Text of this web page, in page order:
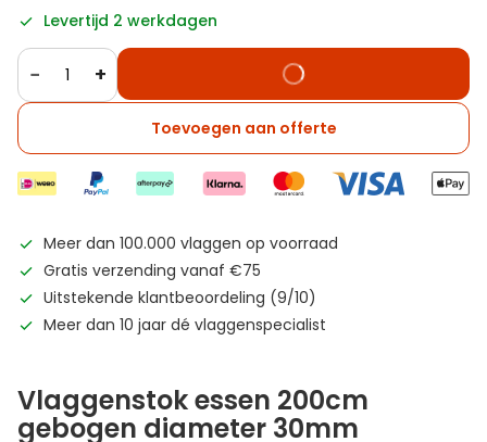
Levertijd 2 werkdagen
− +
Toevoegen aan offerte
Meer dan 100.000 vlaggen op voorraad
Gratis verzending vanaf €75
Uitstekende klantbeoordeling (9/10)
Meer dan 10 jaar dé vlaggenspecialist
Vlaggenstok essen 200cm
gebogen diameter 30mm